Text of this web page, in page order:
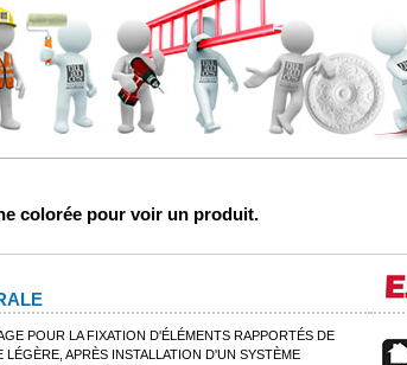
colorée pour voir un produit.
POUR LA FIXATION D'ÉLÉMENTS RAPPORTÉS DE
LÉGÈRE, APRÈS INSTALLATION D'UN SYSTÈME